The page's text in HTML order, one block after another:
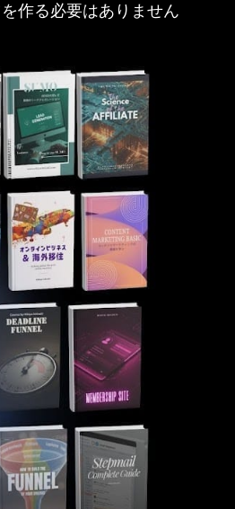
作る必要はありません